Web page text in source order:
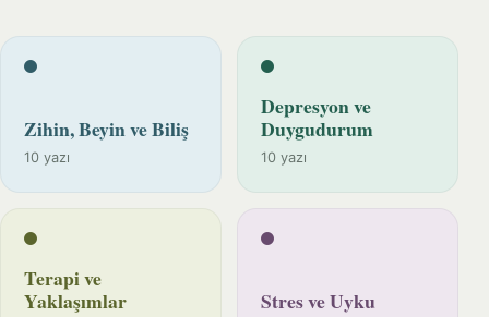
Zihin, Beyin ve Biliş
10 yazı
Depresyon ve
Duygudurum
10 yazı
Terapi ve
Yaklaşımlar
Stres ve Uyku